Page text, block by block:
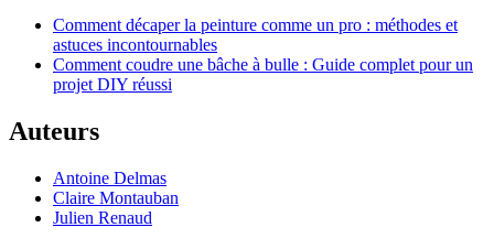
Comment décaper la peinture comme un pro : méthodes et
astuces incontournables
Comment coudre une bâche à bulle : Guide complet pour un
projet DIY réussi
Auteurs
Antoine Delmas
Claire Montauban
Julien Renaud